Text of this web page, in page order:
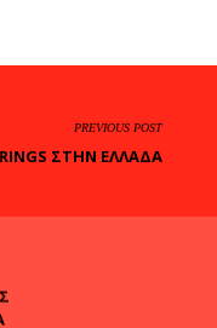
PREVIOUS POST
ΣΤΗΝ ΕΛΛΆΔΑ